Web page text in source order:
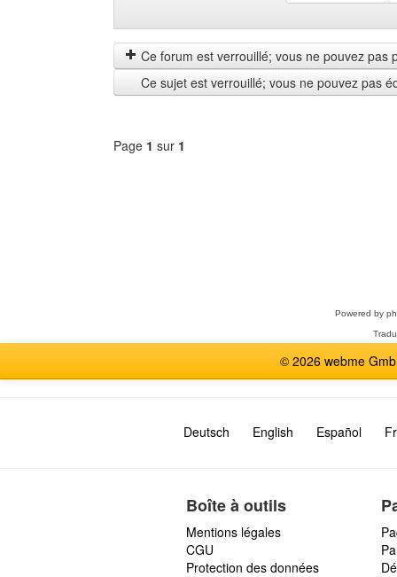
les
messages
depuis
by
Ce forum est verrouillé; vous ne pouvez pas
Ce sujet est verrouillé; vous ne pouvez pas
Page 1 sur 1
Powered by
© 2026 webme
Deutsch English Español
Boîte à outils
Mentions légales
CGU
Protection des données